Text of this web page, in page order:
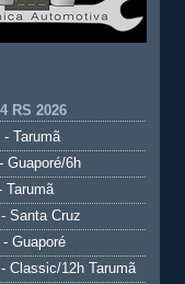
RS 2026
- Tarumã
Guaporé/6h
Tarumã
Santa Cruz
Guaporé
Classic/12h Tarumã